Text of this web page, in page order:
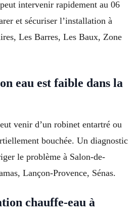
intervenir rapidement au 06
et sécuriser l’installation à
Les Barres, Les Baux, Zone
eau est faible dans la
venir d’un robinet entartré ou
bouchée. Un diagnostic
le problème à Salon-de-
Lançon-Provence, Sénas.
chauffe-eau à